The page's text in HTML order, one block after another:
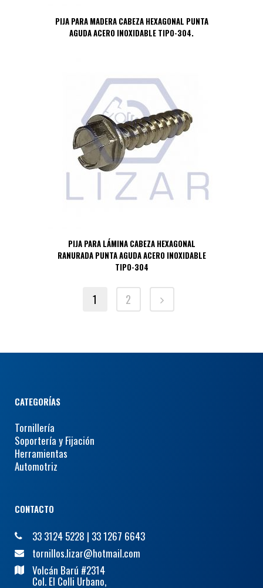
PIJA PARA MADERA CABEZA HEXAGONAL PUNTA
AGUDA ACERO INOXIDABLE TIPO-304.
PIJA PARA LÁMINA CABEZA HEXAGONAL
RANURADA PUNTA AGUDA ACERO INOXIDABLE
TIPO-304
1 2
CATEGORÍAS
Tornillería
Soportería y Fijación
Herramientas
Automotriz
CONTACTO
33 3124 5228 | 33 1267 6643
tornillos.lizar@hotmail.com
Volcán Barú #2314
Col. El Colli Urbano,